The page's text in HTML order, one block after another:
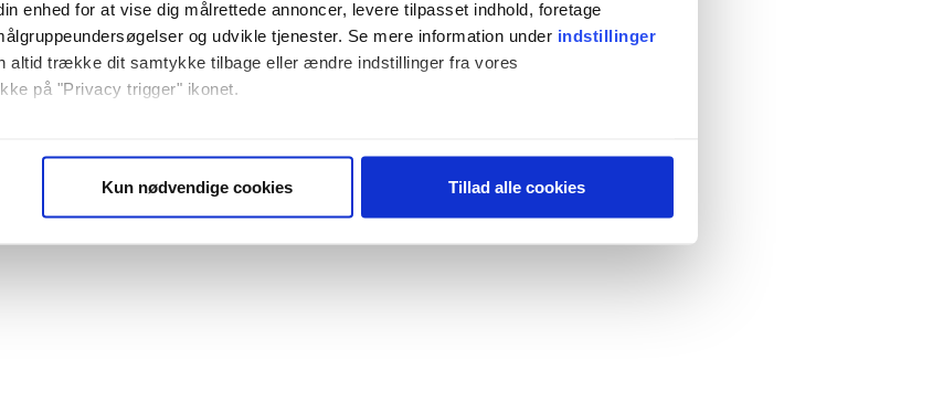
enhed for at vise dig målrettede annoncer, levere tilpasset indhold, foretage
og udvikle tjenester. Se mere information under indstillinger
altid trække dit samtykke tilbage eller ændre indstillinger fra vores
på "Privacy trigger" ikonet.
på en scanning af dens unikke karakteristika (fingerprinting)
Kun nødvendige cookies Tillad alle cookies